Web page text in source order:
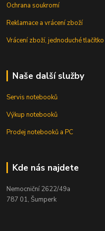
Ochrana soukromí
Reklamace a vrácení zboží
Vrácení zboží, jednoduché tlačítko
Naše další služby
Servis notebooků
Výkup notebooků
Prodej notebooků a PC
Kde nás najdete
Nemocniční 2622/49a
787 01, Šumperk